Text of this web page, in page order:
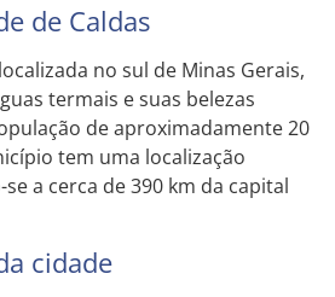
de Caldas
no sul de Minas Gerais,
termais e suas belezas
de aproximadamente 20
tem uma localização
a cerca de 390 km da capital
cidade